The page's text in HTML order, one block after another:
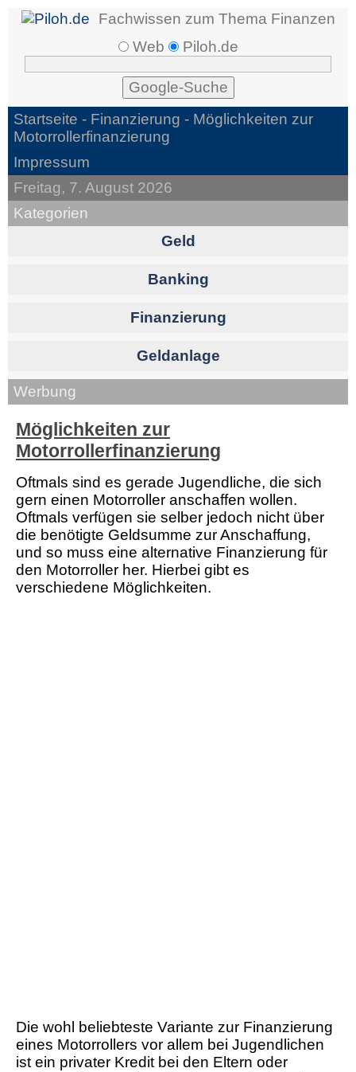
Fachwissen zum Thema Finanzen
Web
Piloh.de
Startseite - Finanzierung - Möglichkeiten zur
Motorrollerfinanzierung
Impressum
Freitag, 7. August 2026
Kategorien
Geld
Banking
Finanzierung
Geldanlage
Werbung
Möglichkeiten zur
Motorrollerfinanzierung
Oftmals sind es gerade Jugendliche, die sich
gern einen Motorroller anschaffen wollen.
Oftmals verfügen sie selber jedoch nicht über
die benötigte Geldsumme zur Anschaffung,
und so muss eine alternative Finanzierung für
den Motorroller her. Hierbei gibt es
verschiedene Möglichkeiten.
Die wohl beliebteste Variante zur Finanzierung
eines Motorrollers vor allem bei Jugendlichen
ist ein privater Kredit bei den Eltern oder